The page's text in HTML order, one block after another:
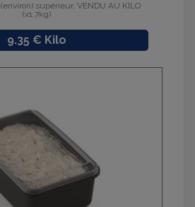
supérieur, VENDU AU KILO
(x1.7kg)
Prix
9.35 € Kilo